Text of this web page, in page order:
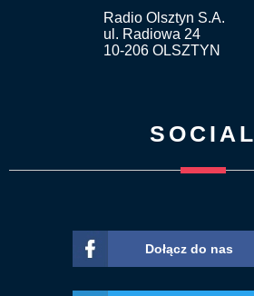
Radio Olsztyn S.A.
ul. Radiowa 24
10-206 OLSZTYN
SOCIAL
Dołącz do nas